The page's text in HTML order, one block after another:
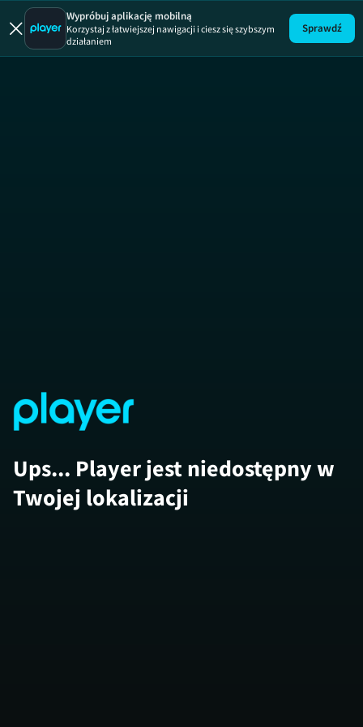
Wypróbuj aplikację mobilną
Korzystaj z łatwiejszej nawigacji i ciesz się szybszym
działaniem
Sprawdź
Ups... Player jest niedostępny w
Twojej lokalizacji